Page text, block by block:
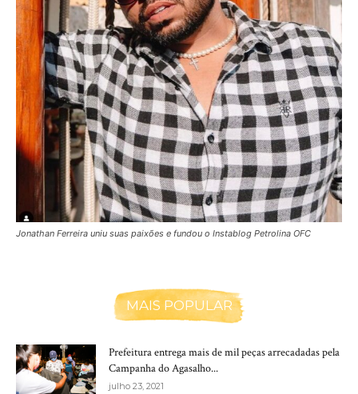
Jonathan Ferreira uniu suas paixões e fundou o Instablog Petrolina OFC
MAIS POPULAR
Prefeitura entrega mais de mil peças arrecadadas pela
Campanha do Agasalho...
julho 23, 2021